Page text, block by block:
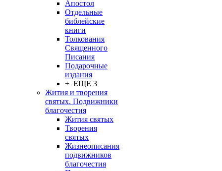
Апостол
Отдельные
библейские
книги
Толкования
Священного
Писания
Подарочные
издания
+ ЕЩЕ 3
Жития и творения
святых. Подвижники
благочестия
Жития святых
Творения
святых
Жизнеописания
подвижников
благочестия